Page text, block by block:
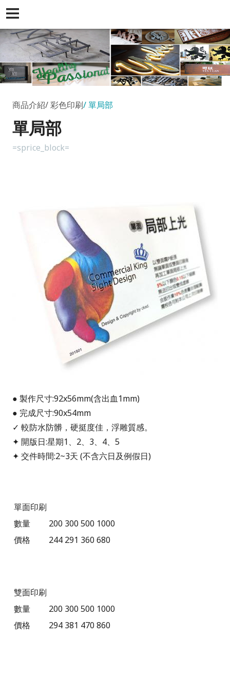
商品介紹 彩色印刷 單局部
單局部
=sprice_block=
● 製作尺寸:92x56mm(含出血1mm)
● 完成尺寸:90x54mm
✓ 較防水防髒，硬挺度佳，浮雕質感。
✦ 開版日:星期1、2、3、4、5
✦ 交件時間:2~3天 (不含六日及例假日)
單面印刷
數量
200 300 500 1000
價格
244 291 360 680
雙面印刷
數量
200 300 500 1000
價格
294 381 470 860